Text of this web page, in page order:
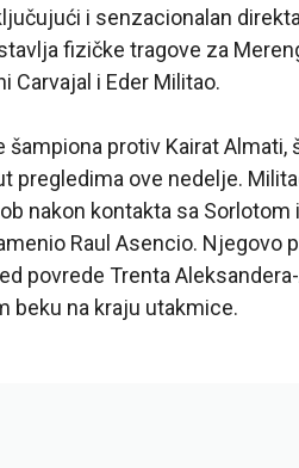
i senzacionalan
fizičke tragove za
Carvajal i Eder Militao.
protiv Kairat Almati,
pregledima ove nedelje.
nakon kontakta sa Sorlotom
Raul Asencio. Njegovo
povrede Trenta
beku na kraju utakmice.